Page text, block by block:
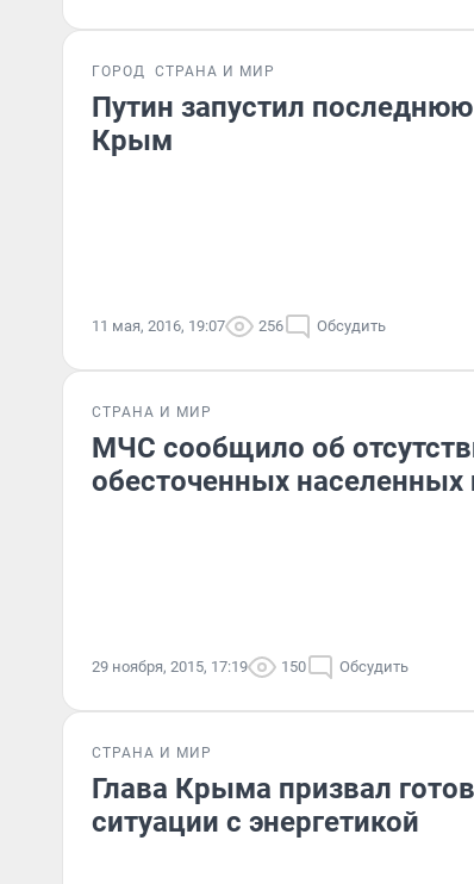
ГОРОД СТРАНА И МИР
Путин запустил
Крым
11 мая, 2016, 19:07 256 Обсудить
СТРАНА И МИР
МЧС сообщило об
обесточенных населенных
29 ноября, 2015, 17:19 150 Обсудить
СТРАНА И МИР
Глава Крыма призвал
ситуации с энергетикой